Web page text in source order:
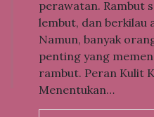
perawatan. Rambut
lembut, dan berkilau
Namun, banyak
penting yang
rambut. Peran Kulit
Menentukan…